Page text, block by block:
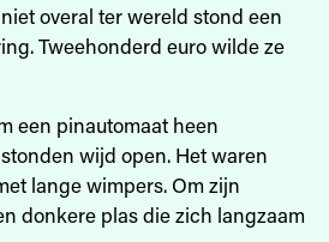
overal ter wereld stond een
Tweehonderd euro wilde ze
een pinautomaat heen
wijd open. Het waren
lange wimpers. Om zijn
donkere plas die zich langzaam